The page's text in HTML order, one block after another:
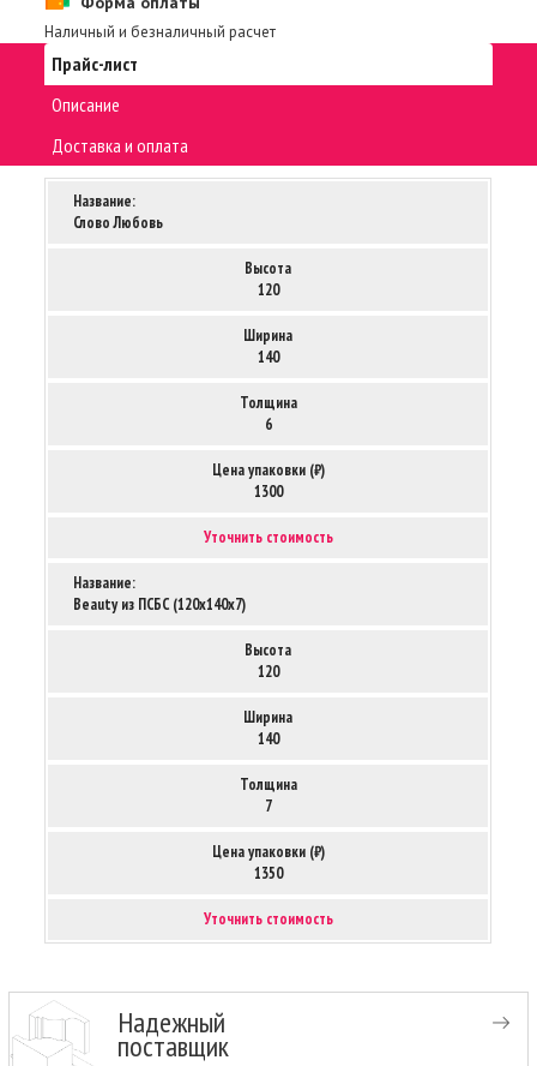
Наличный и безналичный расчет
Прайс-лист
Описание
Доставка и оплата
Название:
Слово Любовь
Высота
120
Ширина
140
Толщина
6
Цена упаковки (₽)
1300
Уточнить стоимость
Название:
Beauty из ПСБС (120х140х7)
Высота
120
Ширина
140
Толщина
7
Цена упаковки (₽)
1350
Уточнить стоимость
Надежный
поставщик